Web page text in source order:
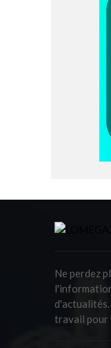
Ne perdez
travail pour